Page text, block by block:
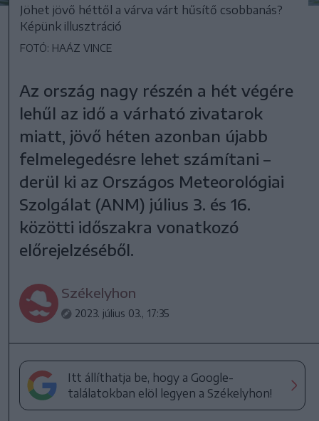
Jöhet jövő héttől a várva várt hűsítő csobbanás?
Képünk illusztráció
FOTÓ: HAÁZ VINCE
Az ország nagy részén a hét végére
lehűl az idő a várható zivatarok
miatt, jövő héten azonban újabb
felmelegedésre lehet számítani –
derül ki az Országos Meteorológiai
Szolgálat (ANM) július 3. és 16.
közötti időszakra vonatkozó
előrejelzéséből.
Székelyhon
2023. július 03., 17:35
Itt állíthatja be, hogy a Google-
találatokban elöl legyen a Székelyhon!